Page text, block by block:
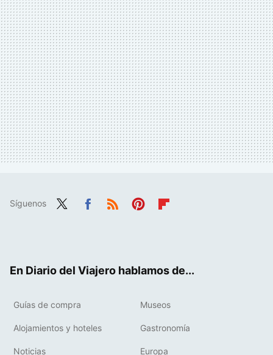
Síguenos
En Diario del Viajero hablamos de...
Guías de compra Museos
Alojamientos y hoteles Gastronomía
Noticias Europa